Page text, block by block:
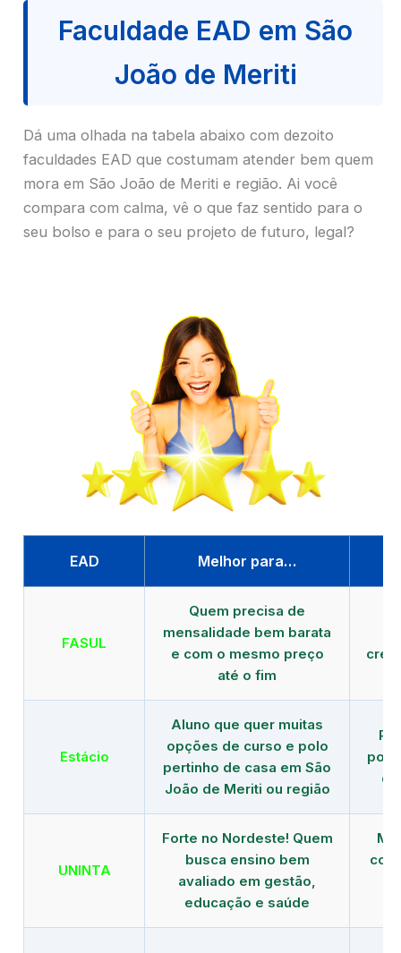
Faculdade EAD em São
João de Meriti
Dá uma olhada na tabela abaixo com dezoito
faculdades EAD que costumam atender bem quem
mora em São João de Meriti e região. Ai você
compara com calma, vê o que faz sentido para o
seu bolso e para o seu projeto de futuro, legal?
EAD Melhor para…
FASUL
Quem precisa de
mensalidade bem barata
e com o mesmo preço
até o fim
Estácio
Aluno que quer muitas
opções de curso e polo
pertinho de casa em São
João de Meriti ou região
UNINTA
Forte no Nordeste! Quem
busca ensino bem
avaliado em gestão,
educação e saúde